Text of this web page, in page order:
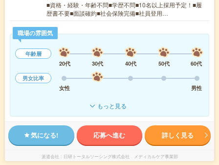
■資格・経験・年齢不問■学歴不問■10名以上採用予定！■履
歴書不要■面談確約■社会保険完備■社員登用…
職場の雰囲気
年齢層
20代
30代 40代 50代
60代
男女比率
女性
男性
もっと見る
気になる! 応募へ進む 詳しく見る
派遣会社 日研トータルソーシング株式会社 メディカルケア事業部